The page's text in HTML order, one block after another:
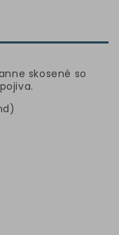
skosené so